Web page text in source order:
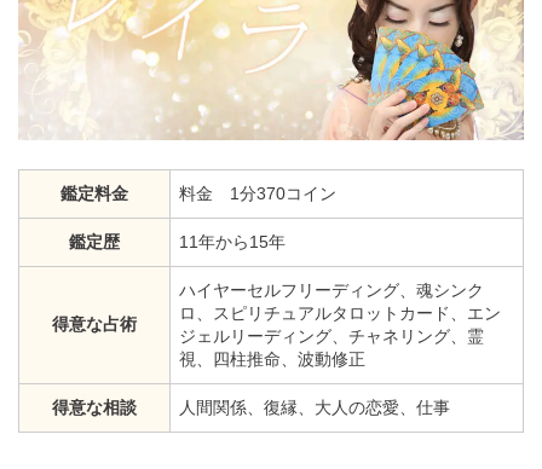
鑑定料金 料金 1分370コイン
鑑定歴 11年から15年
得意な占術
ハイヤーセルフリーディング、魂シンク
ロ、スピリチュアルタロットカード、エン
ジェルリーディング、チャネリング、霊
視、四柱推命、波動修正
得意な相談 人間関係、復縁、大人の恋愛、仕事